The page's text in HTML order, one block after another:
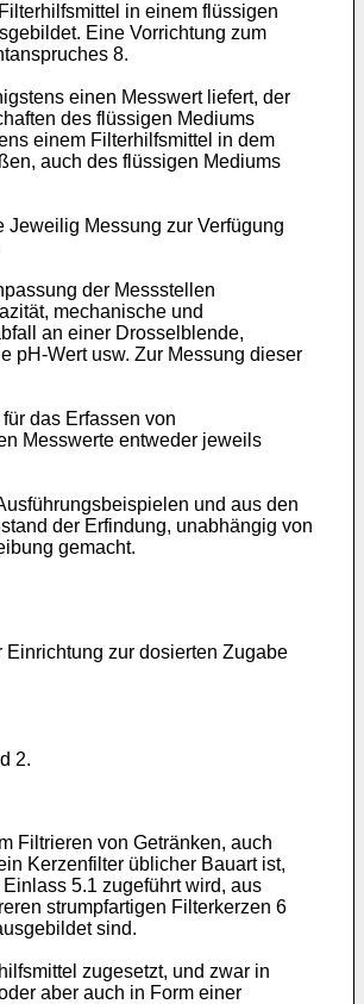
in einem flüssigen
Eine Vorrichtung zum
8.
einen Messwert liefert, der
des flüssigen Mediums
einem Filterhilfsmittel in dem
auch des flüssigen Mediums
Jeweilig Messung zur Verfügung
der Messstellen
mechanische und
an einer Drosselblende,
pH-Wert usw. Zur Messung dieser
das Erfassen von
Messwerte entweder jeweils
und aus den
der Erfindung, unabhängig von
gemacht.
zur dosierten Zugabe
2.
Filtrieren von Getränken, auch
Kerzenfilter üblicher Bauart ist,
5.1 zugeführt wird, aus
strumpfartigen Filterkerzen 6
sind.
zugesetzt, und zwar in
aber auch in Form einer